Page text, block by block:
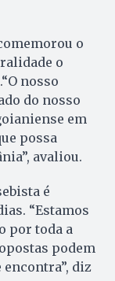
o
o
nosso
do nosso
em
possa
avaliou.
é
“Estamos
por toda a
podem
diz